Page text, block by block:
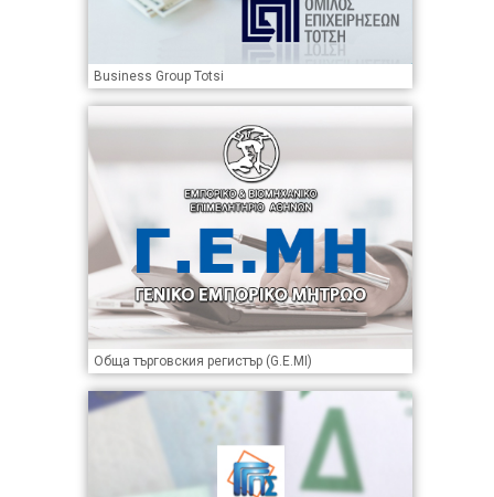
Business Group Totsi
Обща търговския регистър (G.E.MI)